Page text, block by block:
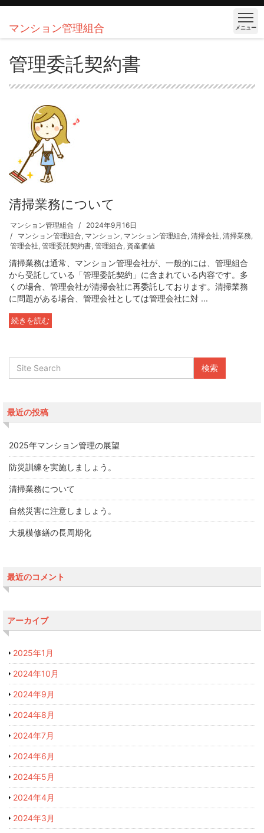
マンション管理組合 メニュー
管理委託契約書
清掃業務について
マンション管理組合
2024年9月16日
マンション管理組合, マンション, マンション管理組合, 清掃会社, 清掃業務,
管理会社, 管理委託契約書, 管理組合, 資産価値
清掃業務は通常、マンション管理会社が、一般的には、管理組合
から受託している「管理委託契約」に含まれている内容です。多
くの場合、管理会社が清掃会社に再委託しております。清掃業務
に問題がある場合、管理会社としては管理会社に対 ...
続きを読む
最近の投稿
2025年マンション管理の展望
防災訓練を実施しましょう。
清掃業務について
自然災害に注意しましょう。
大規模修繕の長周期化
最近のコメント
アーカイブ
2025年1月
2024年10月
2024年9月
2024年8月
2024年7月
2024年6月
2024年5月
2024年4月
2024年3月